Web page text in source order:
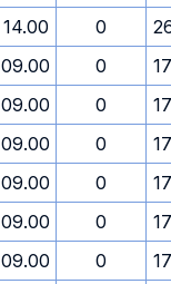
14.00 0
09.00 0
09.00 0
09.00 0
09.00 0
09.00 0
09.00 0